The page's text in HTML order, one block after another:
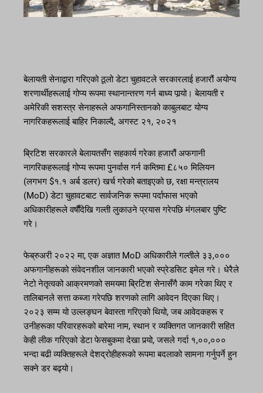
बेलायती सेनाद्वारा गरिएको ठूलो डेटा चुहावटले सरकारलाई हजारौं अयोग्य
शरणार्थीहरूलाई गोप्य रूपमा स्थानान्तरण गर्न बाध्य पार्‍यो। बेलायती र
अमेरिकी सशस्त्र सेनाहरूले अफगानिस्तानको काबुलबाट योग्य
नागरिकहरूलाई बाहिर निकाल्दै, अगस्ट २१, २०२१
ब्रिटिश सरकारले बेलायतसँग सहकार्य गरेका हजारौं अफगानी
नागरिकहरूलाई गोप्य रूपमा पुनर्वास गर्न कम्तिमा £८५० मिलियन
(लगभग $१.१ अर्ब डलर) खर्च गरेको बताइएको छ, रक्षा मन्त्रालय
(MoD) डेटा चुहावटबाट सार्वजनिक रूपमा पर्दाफास भएको
अधिकारीहरूले वर्षौंदेखि गल्ती लुकाउने प्रयास गरेपछि मंगलबार पुष्टि
गरे।
फेब्रुअरी २०२२ मा, एक अज्ञात MoD अधिकारीले गल्तीले ३३,०००
अफगानीहरूको संवेदनशील जानकारी भएको स्प्रेडसिट इमेल गरे। धेरैले
नेटो नेतृत्वको आक्रमणको समयमा ब्रिटिश सेनासँगै काम गरेका थिए र
तालिबानले सत्ता कब्जा गरेपछि शरणको लागि आवेदन दिएका थिए।
२०२३ सम्म यो उल्लङ्घन बेवास्ता गरिएको थियो, जब आवेदकहरू र
उनीहरूका परिवारहरूको बारेमा नाम, स्थान र व्यक्तिगत जानकारी सहित
केही लीक गरिएको डेटा फेसबुकमा देखा पर्‍यो, जसले गर्दा १,००,०००
भन्दा बढी व्यक्तिहरूले देशद्रोहीहरूको रूपमा बदलाको सामना गर्नुपर्ने हुन
सक्ने डर बढ्यो।